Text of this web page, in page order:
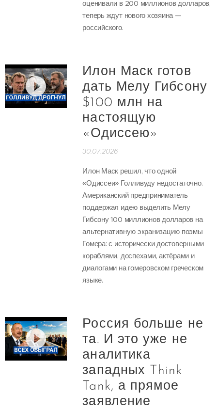
оценивали в 200 миллионов долларов,
теперь ждут нового хозяина —
российского.
Илон Маск готов
дать Мелу Гибсону
$100 млн на
настоящую
«Одиссею»
30.07.2026
Илон Маск решил, что одной
«Одиссеи» Голливуду недостаточно.
Американский предприниматель
поддержал идею выделить Мелу
Гибсону 100 миллионов долларов на
альтернативную экранизацию поэмы
Гомера: с исторически достоверными
кораблями, доспехами, актёрами и
диалогами на гомеровском греческом
языке.
Россия больше не
та. И это уже не
аналитика
западных Think
Tank, а прямое
заявление